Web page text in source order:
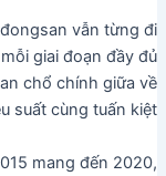
vẫn từng đi
giai đoạn đầy đủ
chổ chính giữa về
suất cùng tuấn kiệt.
mang đến 2020,